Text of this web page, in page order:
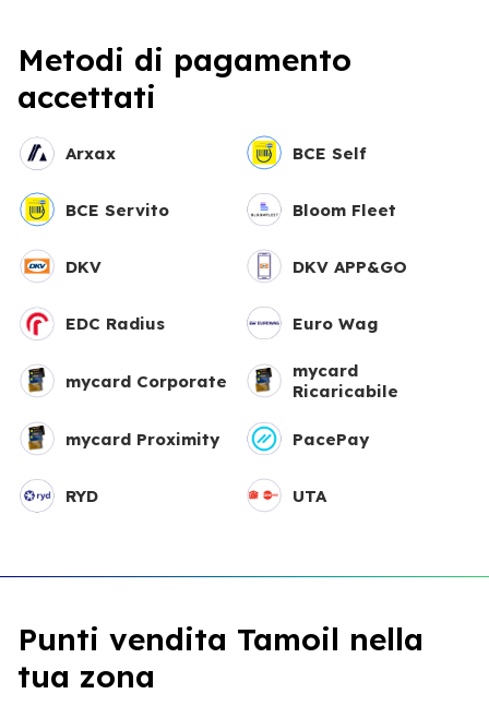
Metodi di pagamento
accettati
Arxax BCE Self
BCE Servito Bloom Fleet
DKV DKV APP&GO
EDC Radius Euro Wag
mycard Corporate
mycard
Ricaricabile
mycard Proximity PacePay
RYD UTA
Punti vendita Tamoil nella
tua zona